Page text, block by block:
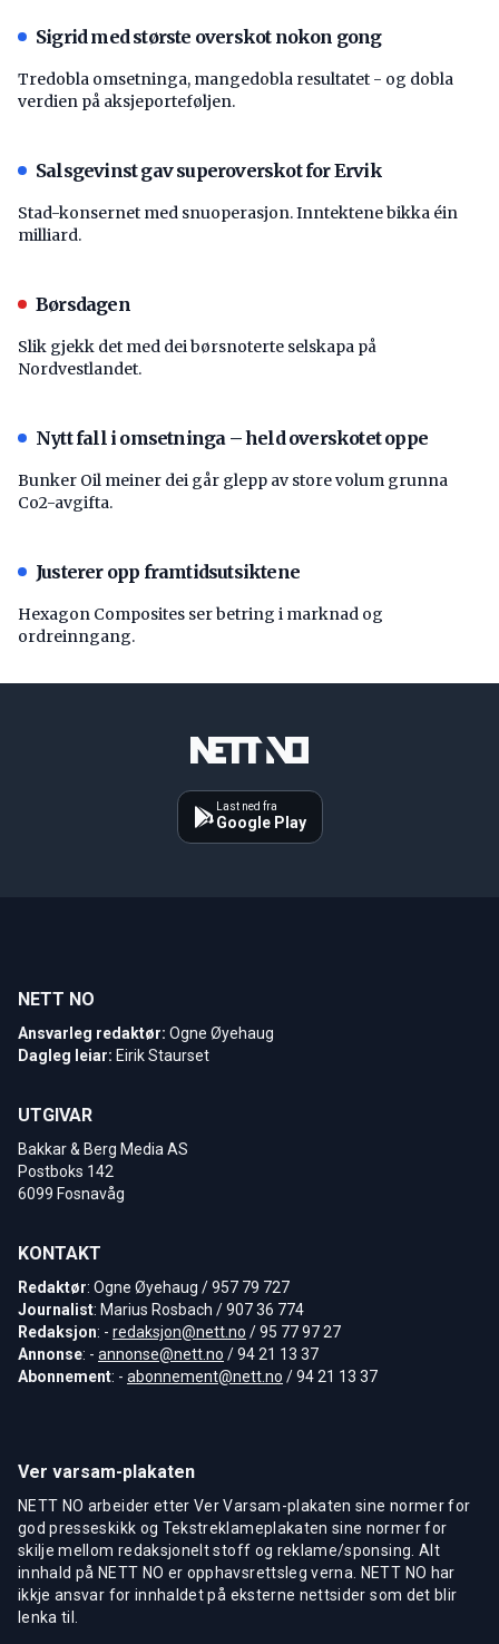
Sigrid med største overskot nokon gong
Tredobla omsetninga, mangedobla resultatet - og dobla
verdien på aksjeporteføljen.
Salsgevinst gav superoverskot for Ervik
Stad-konsernet med snuoperasjon. Inntektene bikka éin
milliard.
Børsdagen
Slik gjekk det med dei børsnoterte selskapa på
Nordvestlandet.
Nytt fall i omsetninga – held overskotet oppe
Bunker Oil meiner dei går glepp av store volum grunna
Co2-avgifta.
Justerer opp framtidsutsiktene
Hexagon Composites ser betring i marknad og
ordreinngang.
Last ned fra
Google Play
NETT NO
Ansvarleg redaktør: Ogne Øyehaug
Dagleg leiar: Eirik Staurset
UTGIVAR
Bakkar & Berg Media AS
Postboks 142
6099 Fosnavåg
KONTAKT
Redaktør: Ogne Øyehaug / 957 79 727
Journalist: Marius Rosbach / 907 36 774
Redaksjon: - redaksjon@nett.no / 95 77 97 27
Annonse: - annonse@nett.no / 94 21 13 37
Abonnement: - abonnement@nett.no / 94 21 13 37
Ver varsam-plakaten
NETT NO arbeider etter Ver Varsam-plakaten sine normer for
god presseskikk og Tekstreklameplakaten sine normer for
skilje mellom redaksjonelt stoff og reklame/sponsing. Alt
innhald på NETT NO er opphavsrettsleg verna. NETT NO har
ikkje ansvar for innhaldet på eksterne nettsider som det blir
lenka til.